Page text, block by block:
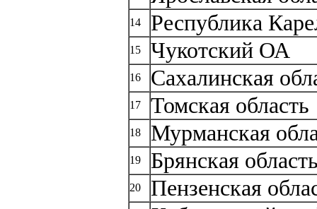
14 Республика
15 Чукотский ОА
16 Сахалинская
17 Томская область
18 Мурманская
19 Брянская
20
Пензенская